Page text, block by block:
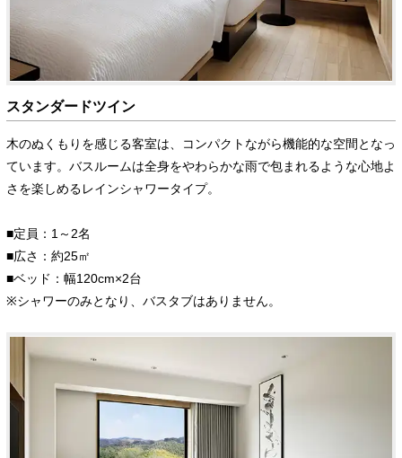
スタンダードツイン
木のぬくもりを感じる客室は、コンパクトながら機能的な空間となっ
ています。バスルームは全身をやわらかな雨で包まれるような心地よ
さを楽しめるレインシャワータイプ。
■定員：1～2名
■広さ：約25㎡
■ベッド：幅120cm×2台
※シャワーのみとなり、バスタブはありません。